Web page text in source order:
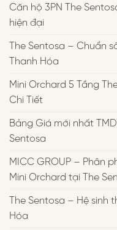
Căn hộ 3PN The
hiện đại
The Sentosa – Chuẩn
Thanh Hóa
Mini Orchard 5 Tầng
Chi Tiết
Bảng Giá mới nhất
Sentosa
MICC GROUP – Phân
Mini Orchard tại The
The Sentosa – Hệ sinh
Hóa